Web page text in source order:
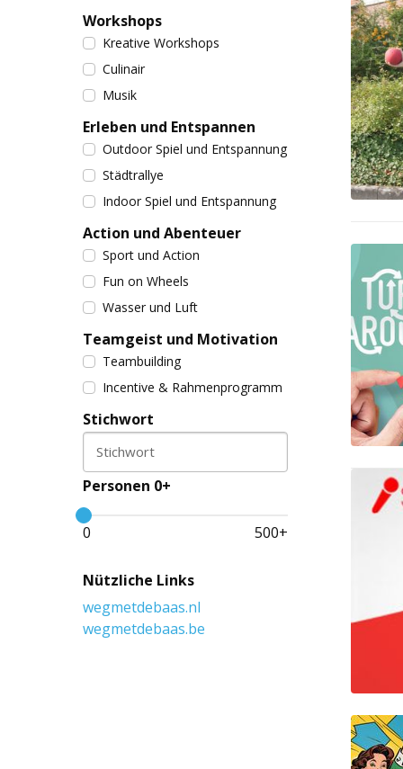
Workshops
Kreative Workshops
Culinair
Musik
Erleben und Entspannen
Outdoor Spiel und Entspannung
Städtrallye
Indoor Spiel und Entspannung
Action und Abenteuer
Sport und Action
Fun on Wheels
Wasser und Luft
Teamgeist und Motivation
Teambuilding
Incentive & Rahmenprogramm
Stichwort
Stichwort
Personen 0+
0 500+
Nützliche Links
wegmetdebaas.nl
wegmetdebaas.be